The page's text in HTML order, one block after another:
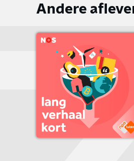
Andere